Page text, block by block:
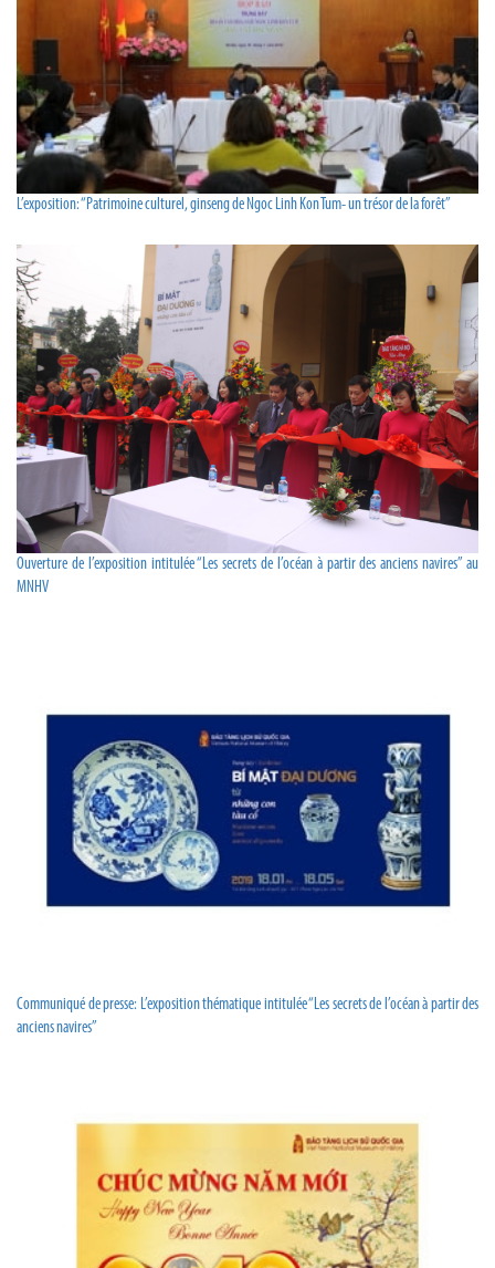
L’exposition: “Patrimoine culturel, ginseng de Ngoc Linh Kon Tum- un trésor de la forêt”
Ouverture de l’exposition intitulée “Les secrets de l’océan à partir des anciens navires” au
MNHV
Communiqué de presse: L’exposition thématique intitulée “Les secrets de l’océan à partir des
anciens navires”